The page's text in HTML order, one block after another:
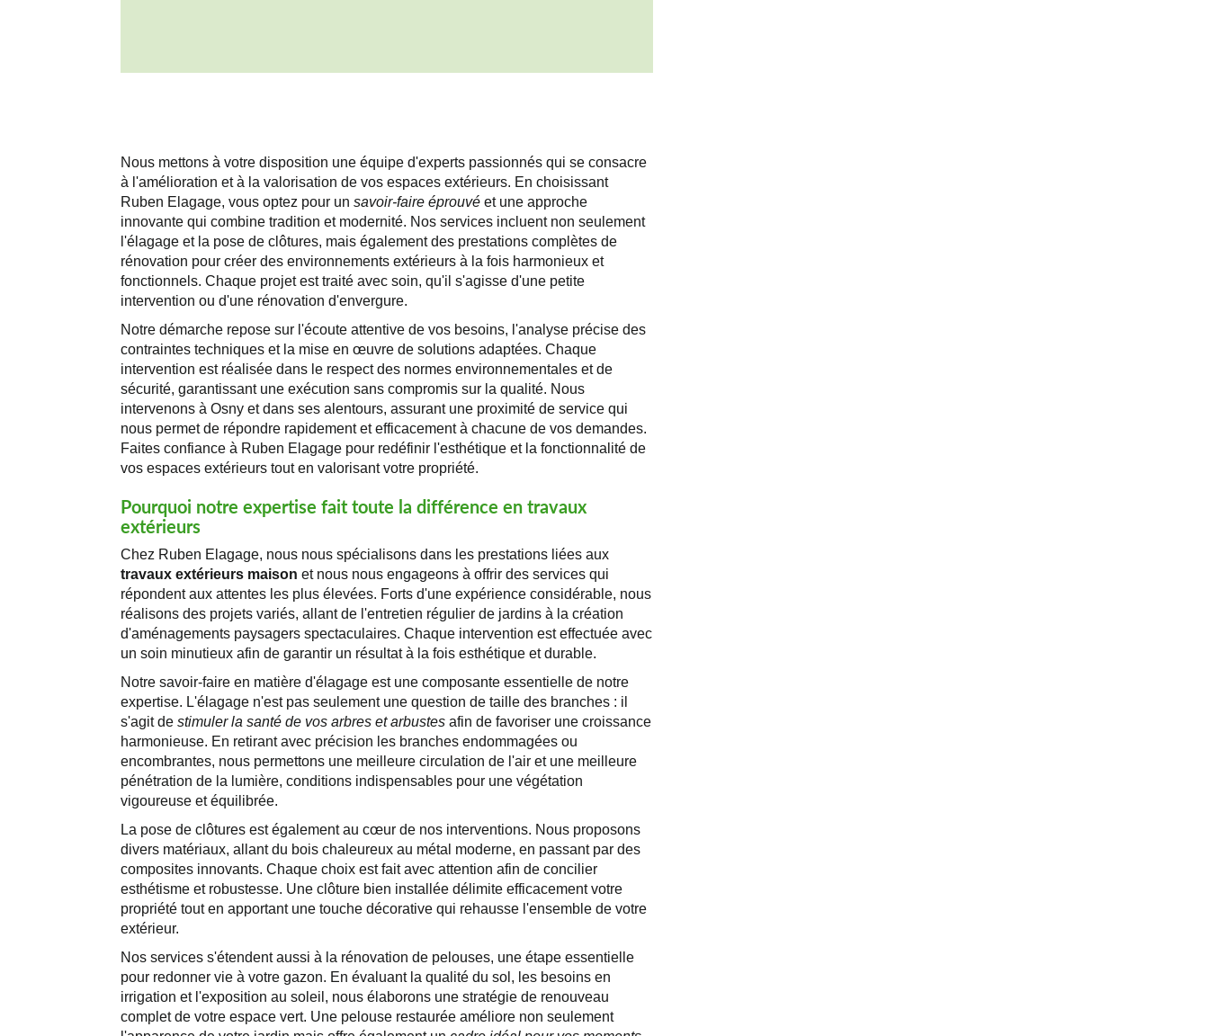
Nous mettons à votre disposition une équipe d'experts passionnés qui se consacre
à l'amélioration et à la valorisation de vos espaces extérieurs. En choisissant
Ruben Elagage, vous optez pour unsavoir-faire éprouvé et une approche
innovante qui combine tradition et modernité. Nos services incluent non seulement
l'élagage et la pose de clôtures, mais également des prestations complètes de
rénovation pour créer des environnements extérieurs à la fois harmonieux et
fonctionnels. Chaque projet est traité avec soin, qu'il s'agisse d'une petite
intervention ou d'une rénovation d'envergure.
Notre démarche repose sur l'écoute attentive de vos besoins, l'analyse précise des
contraintes techniques et la mise en œuvre de solutions adaptées. Chaque
intervention est réalisée dans le respect des normes environnementales et de
sécurité, garantissant une exécution sans compromis sur la qualité. Nous
intervenons à Osny et dans ses alentours, assurant une proximité de service qui
nous permet de répondre rapidement et efficacement à chacune de vos demandes.
Faites confiance à Ruben Elagage pour redéfinir l'esthétique et la fonctionnalité de
vos espaces extérieurs tout en valorisant votre propriété.
Pourquoi notre expertise fait toute la différence en travaux
extérieurs
Chez Ruben Elagage, nous nous spécialisons dans les prestations liées aux
travaux extérieurs maison et nous nous engageons à offrir des services qui
répondent aux attentes les plus élevées. Forts d'une expérience considérable, nous
réalisons des projets variés, allant de l'entretien régulier de jardins à la création
d'aménagements paysagers spectaculaires. Chaque intervention est effectuée avec
un soin minutieux afin de garantir un résultat à la fois esthétique et durable.
Notre savoir-faire en matière d'élagage est une composante essentielle de notre
expertise. L'élagage n'est pas seulement une question de taille des branches : il
s'agit destimuler la santé de vos arbres et arbustes afin de favoriser une croissance
harmonieuse. En retirant avec précision les branches endommagées ou
encombrantes, nous permettons une meilleure circulation de l'air et une meilleure
pénétration de la lumière, conditions indispensables pour une végétation
vigoureuse et équilibrée.
La pose de clôtures est également au cœur de nos interventions. Nous proposons
divers matériaux, allant du bois chaleureux au métal moderne, en passant par des
composites innovants. Chaque choix est fait avec attention afin de concilier
esthétisme et robustesse. Une clôture bien installée délimite efficacement votre
propriété tout en apportant une touche décorative qui rehausse l'ensemble de votre
extérieur.
Nos services s'étendent aussi à la rénovation de pelouses, une étape essentielle
pour redonner vie à votre gazon. En évaluant la qualité du sol, les besoins en
irrigation et l'exposition au soleil, nous élaborons une stratégie de renouveau
complet de votre espace vert. Une pelouse restaurée améliore non seulement